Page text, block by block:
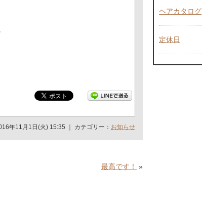
年11月1日(火) 15:35 ｜ カテゴリー： お知らせ
最高です！ »
ヘアカタログ
定休日